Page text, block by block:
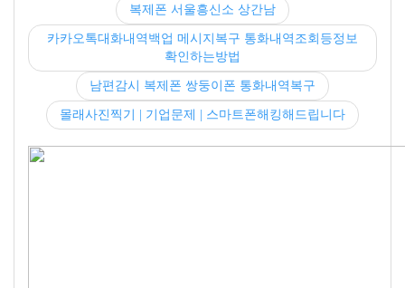
복제폰 서울흥신소 상간남
카카오톡대화내역백업 메시지복구 통화내역조회등정보
확인하는방법
남편감시 복제폰 쌍둥이폰 통화내역복구
몰래사진찍기 | 기업문제 | 스마트폰해킹해드립니다